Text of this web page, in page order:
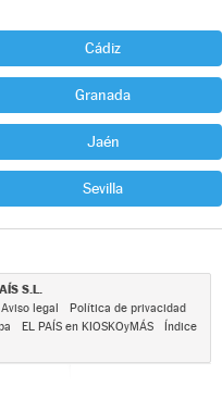
Cádiz
Granada
Jaén
Sevilla
S.L.
Aviso legal
Política de privacidad
EL PAÍS en KIOSKOyMÁS
Índice